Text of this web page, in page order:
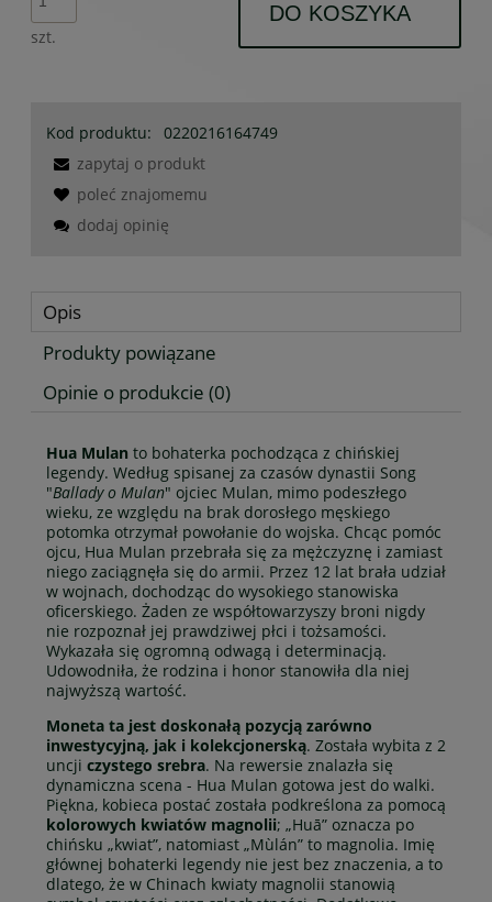
szt.
DO KOSZYKA
Kod produktu:
0220216164749
zapytaj o produkt
poleć znajomemu
dodaj opinię
Opis
Produkty powiązane
Opinie o produkcie (0)
Hua Mulan to bohaterka pochodząca z chińskiej
legendy. Według spisanej za czasów dynastii Song
"Ballady o Mulan" ojciec Mulan, mimo podeszłego
wieku, ze względu na brak dorosłego męskiego
potomka otrzymał powołanie do wojska. Chcąc pomóc
ojcu, Hua Mulan przebrała się za mężczyznę i zamiast
niego zaciągnęła się do armii. Przez 12 lat brała udział
w wojnach, dochodząc do wysokiego stanowiska
oficerskiego. Żaden ze współtowarzyszy broni nigdy
nie rozpoznał jej prawdziwej płci i tożsamości.
Wykazała się ogromną odwagą i determinacją.
Udowodniła, że rodzina i honor stanowiła dla niej
najwyższą wartość.
Moneta ta jest doskonałą pozycją zarówno
inwestycyjną, jak i kolekcjonerską. Została wybita z 2
uncji czystego srebra. Na rewersie znalazła się
dynamiczna scena - Hua Mulan gotowa jest do walki.
Piękna, kobieca postać została podkreślona za pomocą
kolorowych kwiatów magnolii; „Huā” oznacza po
chińsku „kwiat”, natomiast „Mùlán” to magnolia. Imię
głównej bohaterki legendy nie jest bez znaczenia, a to
dlatego, że w Chinach kwiaty magnolii stanowią